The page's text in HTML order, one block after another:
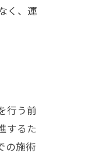
く、運
行う前
するた
の施術